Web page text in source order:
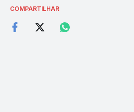
COMPARTILHAR